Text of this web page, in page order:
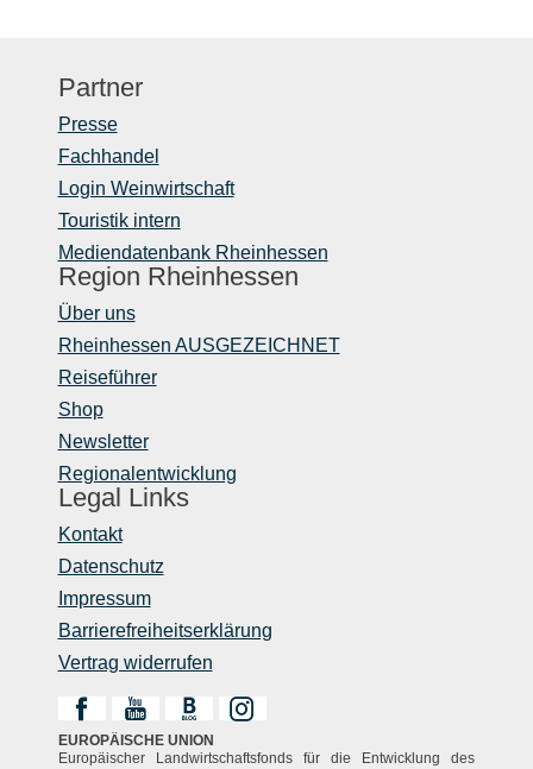
Partner
Presse
Fachhandel
Login Weinwirtschaft
Touristik intern
Mediendatenbank Rheinhessen
Region Rheinhessen
Über uns
Rheinhessen AUSGEZEICHNET
Reiseführer
Shop
Newsletter
Regionalentwicklung
Legal Links
Kontakt
Datenschutz
Impressum
Barrierefreiheitserklärung
Vertrag widerrufen
EUROPÄISCHE UNION
Europäischer Landwirtschaftsfonds für die Entwicklung des